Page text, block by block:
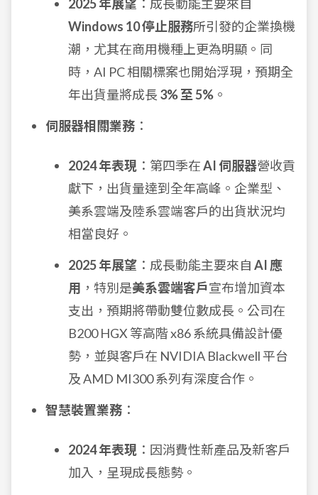
2025 年展望 ：成長動能主要來自
Windows 10 停止服務所引發的企業換機
潮，尤其在商用機種上更為明顯。同
時，AI PC 相關標案也開始浮現，預期全
年出貨量將成長 3% 至 5% 。
伺服器相關業務 ：
2024 年表現 ：第四季在AI 伺服器營收貢
獻下，出貨量達到全年高峰。企業型、
美系雲端及陸系雲端客戶的出貨狀況均
相當良好。
2025 年展望 ：成長動能主要來自 AI 應
用 ，特別是美系雲端客戶宣布增加資本
支出，預期將帶動雙位數成長。公司在
B200 HGX 等高階 x86 系統具備設計優
勢，並與客戶在 NVIDIA Blackwell 平台
及 AMD MI300 系列有深度合作。
智慧裝置業務 ：
2024 年表現 ：因消費性新產品及新客戶
加入，呈現成長態勢。